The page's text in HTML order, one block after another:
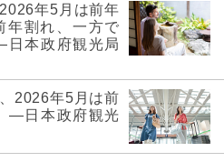
年5月は前年
年割れ、一方で
本政府観光局
2026年5月は前
―日本政府観光